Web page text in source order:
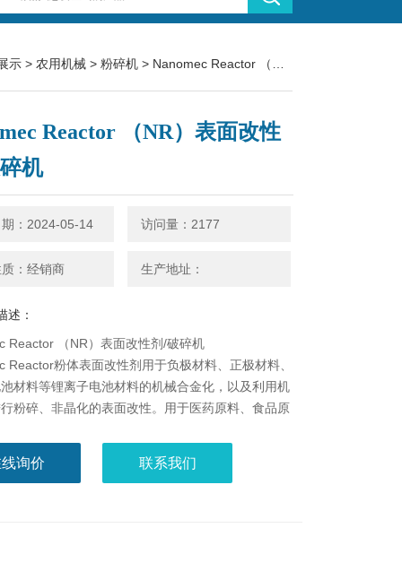
示 > 农用机械 > 粉碎机 > Nanomec Reactor （NR）表面改性剂/破碎机
Reactor （NR）表面改性
机
：2024-05-14 访问量：2177
：经销商 生产地址：
述：
Reactor （NR）表面改性剂/破碎机
Reactor粉体表面改性剂用于负极材料、正极材料、
材料等锂离子电池材料的机械合金化，以及利用机
粉碎、非晶化的表面改性。用于医药原料、食品原
询价 联系我们